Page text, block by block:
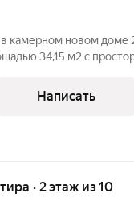
камерном новом доме
34,15 м2 с
покраску с белой
Написать
· 2 этаж из 10